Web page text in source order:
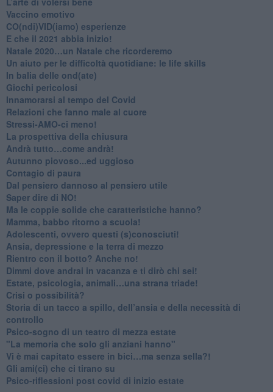
​Vaccino emotivo
CO(ndi)VID(iamo) esperienze
​E che il 2021 abbia inizio!
​Natale 2020…un Natale che ricorderemo
Un aiuto per le difficoltà quotidiane: le life skills
​In balia delle ond(ate)
Giochi pericolosi
Innamorarsi al tempo del Covid
​Relazioni che fanno male al cuore
​Stressi-AMO-ci meno!
​La prospettiva della chiusura
​Andrà tutto…come andrà!
Autunno piovoso...ed uggioso
​Contagio di paura
​Dal pensiero dannoso al pensiero utile
​Saper dire di NO!
​Ma le coppie solide che caratteristiche hanno?
​Mamma, babbo ritorno a scuola!
Adolescenti, ovvero questi (s)conosciuti!
Ansia, depressione e la terra di mezzo
​Rientro con il botto? Anche no!
Dimmi dove andrai in vacanza e ti dirò chi sei!
​Estate, psicologia, animali…una strana triade!
​Crisi o possibilità?
​Storia di un tacco a spillo, dell’ansia e della necessità di
controllo
​Psico-sogno di un teatro di mezza estate
"La memoria che solo gli anziani hanno"
​Vi è mai capitato essere in bici…ma senza sella?!
​Gli ami(ci) che ci tirano su
Psico-riflessioni post covid di inizio estate